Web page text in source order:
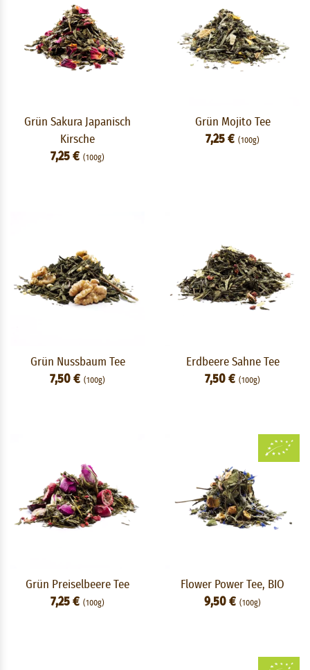
Grün Sakura Japanisch
Kirsche
7,25 € (100g)
Grün Mojito Tee
7,25 € (100g)
Grün Nussbaum Tee
7,50 € (100g)
Erdbeere Sahne Tee
7,50 € (100g)
Grün Preiselbeere Tee
7,25 € (100g)
Flower Power Tee, BIO
9,50 € (100g)